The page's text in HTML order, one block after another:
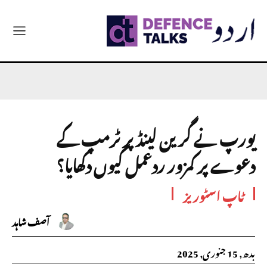
یورپ نے گرین لینڈ پر ٹرمپ کے
دعوے پر کمزور ردعمل کیوں دکھایا؟
ٹاپ اسٹوریز
آصف شاہد
بدھ, 15 جنوری, 2025